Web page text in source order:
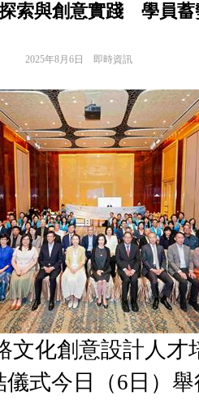
索與創意實踐 學員蓄
2025年8月6日 即時資訊
文化創意設計人才
儀式今日（6日）